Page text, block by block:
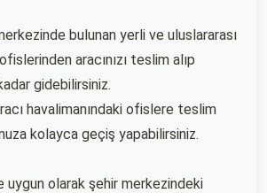
bulunan yerli ve uluslararası
aracınızı teslim alıp
gidebilirsiniz.
havalimanındaki ofislere teslim
kolayca geçiş yapabilirsiniz.
uygun olarak şehir merkezindeki